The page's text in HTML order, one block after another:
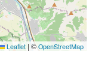
Leaflet | ©OpenStreetMap